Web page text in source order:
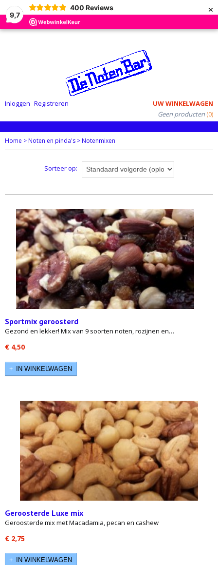
9,7
400 Reviews ×
Inloggen Registreren
UW WINKELWAGEN
Geen producten (0)
Home >Noten en pinda's >Notenmixen
Sorteer op:
Sportmix geroosterd
Gezond en lekker! Mix van 9 soorten noten, rozijnen en…
€ 4,50
IN WINKELWAGEN
Geroosterde Luxe mix
Geroosterde mix met Macadamia, pecan en cashew
€ 2,75
IN WINKELWAGEN